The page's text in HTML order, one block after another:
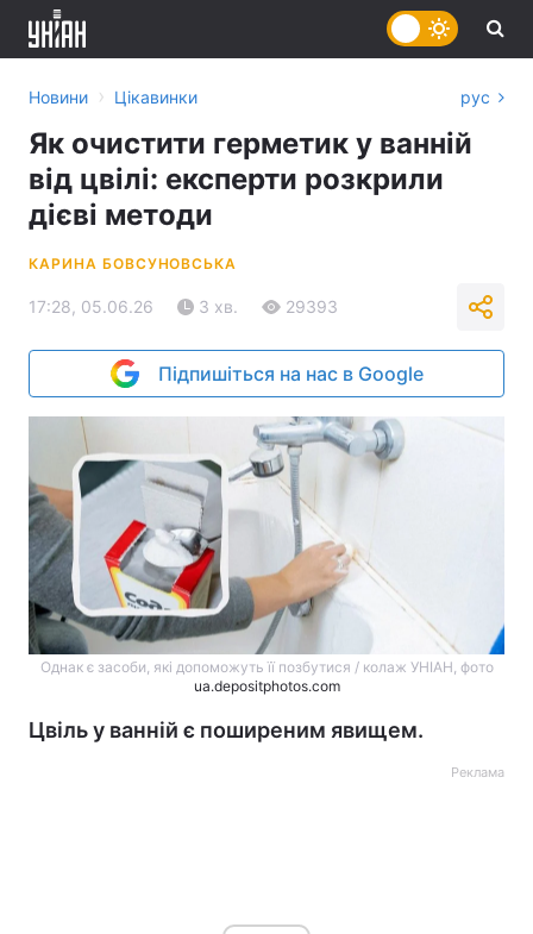
Новини › Цікавинки рус
Як очистити герметик у ванній
від цвілі: експерти розкрили
дієві методи
КАРИНА БОВСУНОВСЬКА
17:28, 05.06.26 3 хв. 29393
Підпишіться на нас в Google
Однак є засоби, які допоможуть її позбутися / колаж УНІАН, фото
ua.depositphotos.com
Цвіль у ванній є поширеним явищем.
Реклама